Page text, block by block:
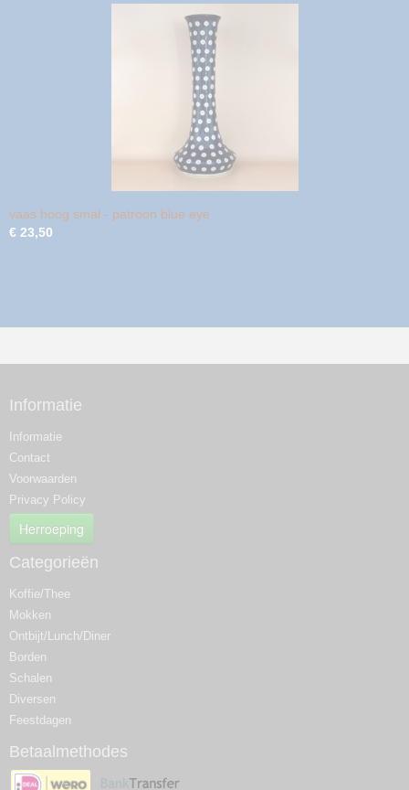
vaas hoog smal - patroon blue eye
€ 23,50
Informatie
Informatie
Contact
Voorwaarden
Privacy Policy
Herroeping
Categorieën
Koffie/Thee
Mokken
Ontbijt/Lunch/Diner
Borden
Schalen
Diversen
Feestdagen
Betaalmethodes